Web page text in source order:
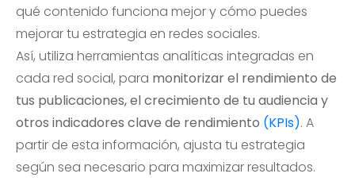
qué contenido funciona mejor y cómo puedes
mejorar tu estrategia en redes sociales.
Así, utiliza herramientas analíticas integradas en
cada red social, para monitorizar el rendimiento de
tus publicaciones, el crecimiento de tu audiencia y
otros indicadores clave de rendimiento (KPIs). A
partir de esta información, ajusta tu estrategia
según sea necesario para maximizar resultados.